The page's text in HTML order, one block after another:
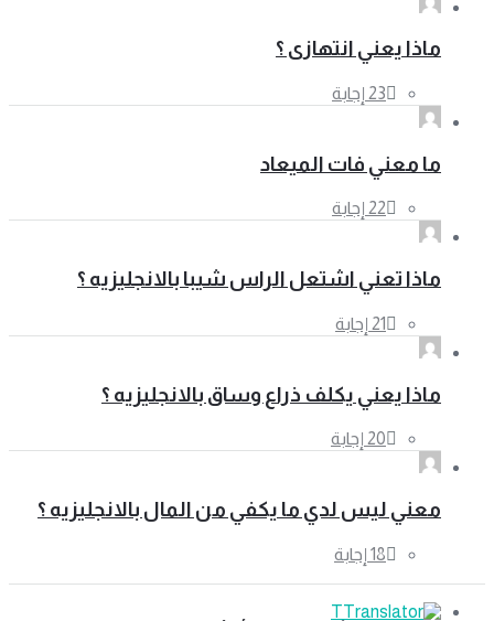
ماذا يعني انتهازى ؟
ما معني فات الميعاد
ماذا تعني اشتعل الراس شيبا بالانجليزيه ؟
ماذا يعني يكلف ذراع وساق بالانجليزيه ؟
معني ليس لدي ما يكفي من المال بالانجليزيه ؟